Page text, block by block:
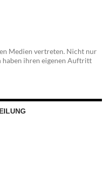
Medien vertreten. Nicht nur
haben ihren eigenen Auftritt